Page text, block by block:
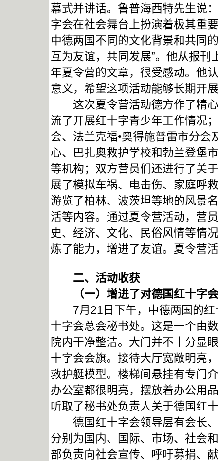
幕式并讲话。鲁普海西特先生说
字会在社会舞台上扮演着极其重
中德两国不同的文化背景和共同
互为友谊，共同发展”。他从报
年夏令营的文章，很受感动。他
意义，希望这项活动能够长期开
这次夏令营活动德方作了精心
流了开展红十字青少年工作情况
会、法兰克福•奥得施普雷市分
心、巴扎奥救护学校和勃兰登堡
等机构；双方营员们还进行了关
展了模拟车祸、电击伤、家庭呼
游览了柏林、波茨坦等地的风景
活等内容。通过夏令营活动，营
史、经济、文化、民俗风情等情
炼了能力，增进了友谊。夏令营
二、活动收获
（一） 增进了对德国红十字
7月21日下午，中德两国的红
十字会总会秘书处。这是一个由
院内干净整洁。大门并不十分显
十字会会旗。接待大厅宽敞明亮
救护艇模型。楼梯间悬挂有专门
办公室都很明亮，摆放着办公用
听取了秘书处负责人关于德国红
德国红十字会领导层有会长、
分别为国内、国际、市场、社会
部负责向社会宣传、呼吁募捐、